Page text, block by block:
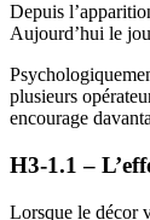
Depuis
Aujourd’hui le
plusieurs
encourage
H3‑1.1 –
Lorsque le décor